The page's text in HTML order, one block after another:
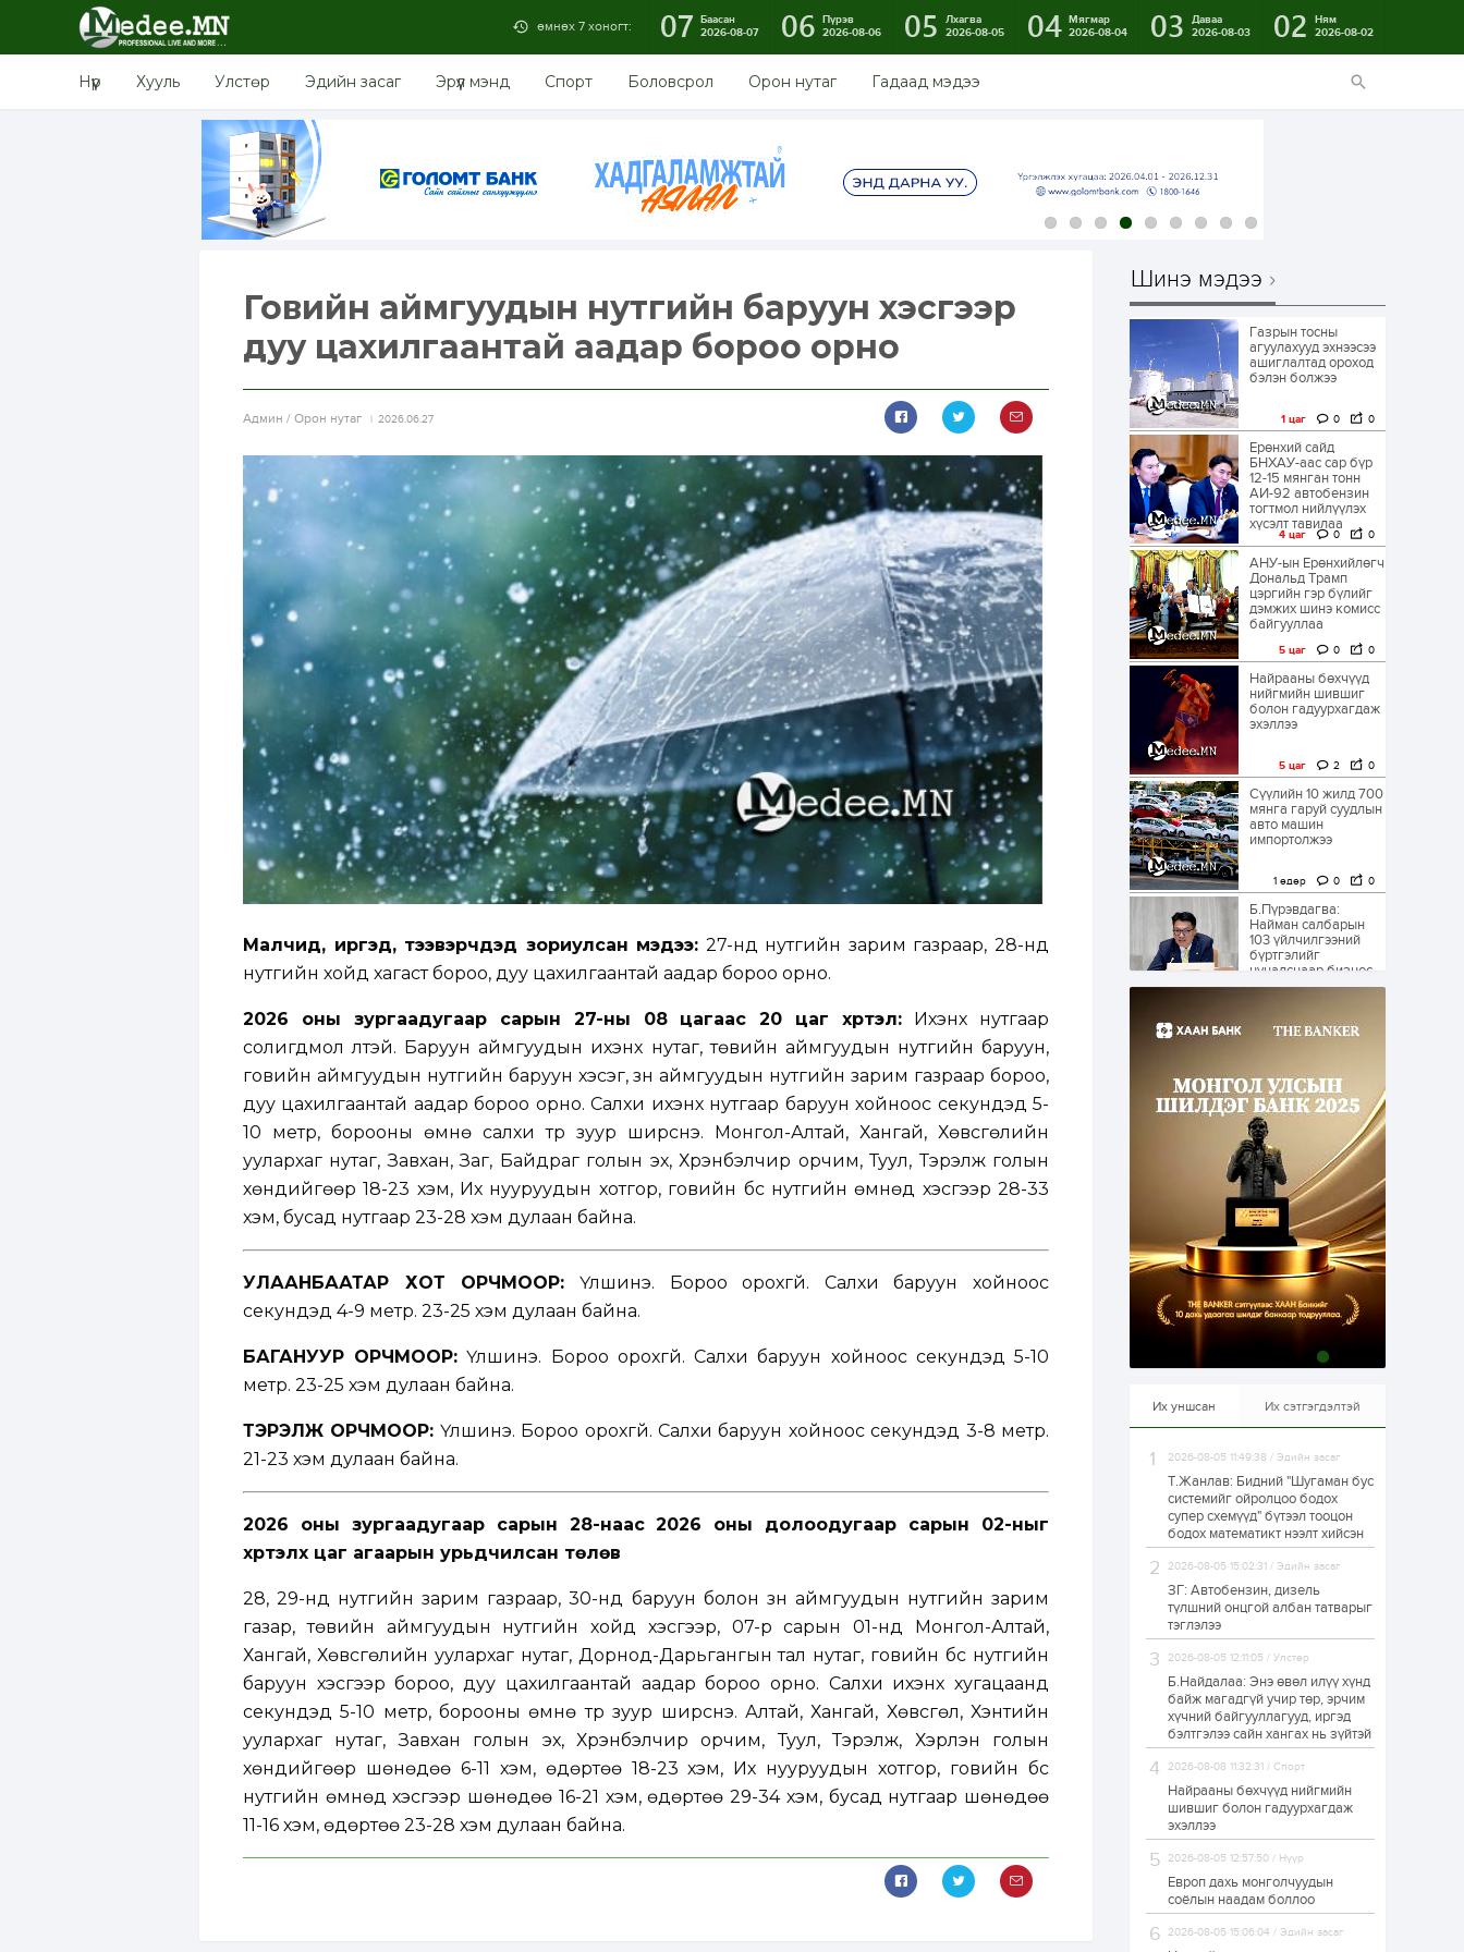
өмнөх 7 хоногт: 07 Баасан
2026-08-07
06 Пүрэв
2026-08-06
05
Лхагва
2026-08-05
04 Мягмар
2026-08-04
03
Даваа
2026-08-03
02
Ням
2026-08-02
Нүүр Хууль Улстөр Эдийн засаг Эрүүл мэнд Спорт Боловсрол Орон нутаг Гадаад мэдээ
Говийн аймгуудын нутгийн баруун хэсгээр
дуу цахилгаантай аадар бороо орно
Aдмин / Орон нутаг 2026.06.27
Малчид, иргэд, тээвэрчдэд зориулсан мэдээ: 27-нд нутгийн зарим газраар, 28-нд
нутгийн хойд хагаст бороо, дуу цахилгаантай аадар бороо орно.
2026 оны зургаадугаар сарын 27-ны 08 цагаас 20 цаг хүртэл: Ихэнх нутгаар
солигдмол үүлтэй. Баруун аймгуудын ихэнх нутаг, төвийн аймгуудын нутгийн баруун,
говийн аймгуудын нутгийн баруун хэсэг, зүүн аймгуудын нутгийн зарим газраар бороо,
дуу цахилгаантай аадар бороо орно. Салхи ихэнх нутгаар баруун хойноос секундэд 5-
10 метр, борооны өмнө салхи түр зуур ширүүснэ. Монгол-Алтай, Хангай, Хөвсгөлийн
уулархаг нутаг, Завхан, Заг, Байдраг голын эх, Хүрэнбэлчир орчим, Туул, Тэрэлж голын
хөндийгөөр 18-23 хэм, Их нууруудын хотгор, говийн бүс нутгийн өмнөд хэсгээр 28-33
хэм, бусад нутгаар 23-28 хэм дулаан байна.
УЛААНБААТАР ХОТ ОРЧМООР: Үүлшинэ. Бороо орохгүй. Салхи баруун хойноос
секундэд 4-9 метр. 23-25 хэм дулаан байна.
БАГАНУУР ОРЧМООР: Үүлшинэ. Бороо орохгүй. Салхи баруун хойноос секундэд 5-10
метр. 23-25 хэм дулаан байна.
ТЭРЭЛЖ ОРЧМООР: Үүлшинэ. Бороо орохгүй. Салхи баруун хойноос секундэд 3-8 метр.
21-23 хэм дулаан байна.
2026 оны зургаадугаар сарын 28-наас2026 оны долоодугаар сарын 02-ныг
хүртэлх цаг агаарын урьдчилсан төлөв
28, 29-нд нутгийн зарим газраар, 30-нд баруун болон зүүн аймгуудын нутгийн зарим
газар, төвийн аймгуудын нутгийн хойд хэсгээр, 07-р сарын 01-нд Монгол-Алтай,
Хангай, Хөвсгөлийн уулархаг нутаг, Дорнод-Дарьгангын тал нутаг, говийн бүс нутгийн
баруун хэсгээр бороо, дуу цахилгаантай аадар бороо орно. Салхи ихэнх хугацаанд
секундэд 5-10 метр, борооны өмнө түр зуур ширүүснэ. Алтай, Хангай, Хөвсгөл, Хэнтийн
уулархаг нутаг, Завхан голын эх, Хүрэнбэлчир орчим, Туул, Тэрэлж, Хэрлэн голын
хөндийгөөр шөнөдөө 6-11 хэм, өдөртөө 18-23 хэм, Их нууруудын хотгор, говийн бүс
нутгийн өмнөд хэсгээр шөнөдөө 16-21 хэм, өдөртөө 29-34 хэм, бусад нутгаар шөнөдөө
11-16 хэм, өдөртөө 23-28 хэм дулаан байна.
Шинэ мэдээ
Газрын тосны
агуулахууд эхнээсээ
ашиглалтад ороход
бэлэн болжээ
1 цаг 0 0
Ерөнхий сайд
БНХАУ-аас сар бүр
12-15 мянган тонн
АИ-92 автобензин
тогтмол нийлүүлэх
хүсэлт тавилаа
4 цаг 0 0
АНУ-ын Ерөнхийлөгч
Дональд Трамп
цэргийн гэр бүлийг
дэмжих шинэ комисс
байгууллаа
5 цаг 0 0
Найрааны бөхчүүд
нийгмийн шившиг
болон гадуурхагдаж
эхэллээ
5 цаг 2 0
Сүүлийн 10 жилд 700
мянга гаруй суудлын
авто машин
импортолжээ
1 өдөр 0 0
Б.Пүрэвдагва:
Найман салбарын
103 үйлчилгээний
бүртгэлийг
цуцалснаар бизнес
эрхлэхэд таатай...
Долдугаар сард
709.503 зөрчил
1 өдөр 0 0
Цалинтай ээжийн 50
мянган төгрөгийн
тэтгэмжийг 500
мянгад хүргэх
өргөдөлд санал авч
эхэлжээ
1 өдөр 2 0
Б.Түмэн-Өлзий: Олон
улсад хуримтлуулсан
мэдлэг, туршлагаа эх
орныхоо хөгжилд
зориулна
Алтны үнэ дөрвөн
өсөж байна
1 өдөр 0
Худалдагч
Н.Амарзаяа:
Дэлгүүрийн 32
хуудастай өрийн
дэвтэр долоо хоногт
л дүүрдэг
1 өдөр 0
Б.Хулан дэлхийн
аварга боллоо
1 өдөр 0 0
Р.Даваадорж: Энэ
намрын экспортын
орлого Монголд
боломж олгож болох
1 өдөр 0
тоогоор төгссөн бол
өнөөдөр шатахуун
авна
Их уншсан Их сэтгэгдэлтэй
2026-08-05 11:49:38 / Эдийн засаг
Т.Жанлав: Бидний "Шугаман бус
системийг ойролцоо бодох
супер схемүүд" бүтээл тооцон
бодох математикт нээлт хийсэн
2026-08-05 15:02:31 / Эдийн засаг
ЗГ: Автобензин, дизель
түлшний онцгой албан татварыг
тэглэлээ
2026-08-05 12:11:05 / Улстөр
Б.Найдалаа: Энэ өвөл илүү хүнд
байж магадгүй учир төр, эрчим
хүчний байгууллагууд, иргэд
бэлтгэлээ сайн хангах нь зүйтэй
2026-08-08 11:32:31 / Спорт
Найрааны бөхчүүд нийгмийн
шившиг болон гадуурхагдаж
эхэллээ
2026-08-05 12:57:50 / Нүүр
Европ дахь монголчуудын
соёлын наадам боллоо
2026-08-05 15:06:04 / Эдийн засаг